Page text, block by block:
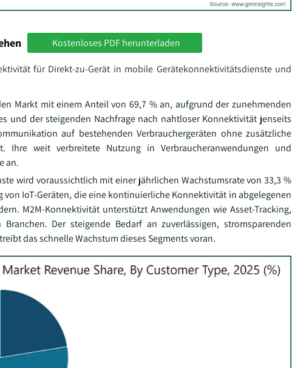
Kostenloses PDF herunterladen
für Direkt-zu-Gerät in mobile Gerätekonnektivitätsdienste und
Markt mit einem Anteil von 69,7 % an, aufgrund der zunehmenden
der steigenden Nachfrage nach nahtloser Konnektivität jenseits
auf bestehenden Verbrauchergeräten ohne zusätzliche
Ihre weit verbreitete Nutzung in Verbraucheranwendungen und
an.
wird voraussichtlich mit einer jährlichen Wachstumsrate von 33,3 %
IoT-Geräten, die eine kontinuierliche Konnektivität in abgelegenen
M2M-Konnektivität unterstützt Anwendungen wie Asset-Tracking,
Der steigende Bedarf an zuverlässigen, stromsparenden
das schnelle Wachstum dieses Segments voran.